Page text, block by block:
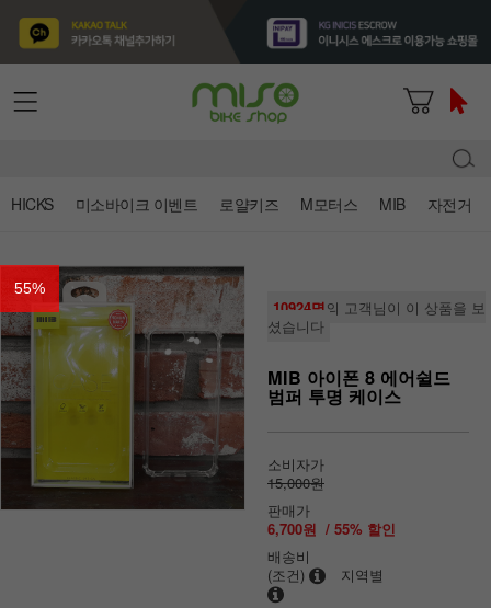
HICKS 미소바이크 이벤트 로얄키즈 M모터스 MIB 자전거
55%
10924명의 고객님이 이 상품을 보
셨습니다
MIB 아이폰 8 에어쉴드
범퍼 투명 케이스
소비자가
15,000원
판매가
6,700원 / 55% 할인
배송비
(조건)
지역별